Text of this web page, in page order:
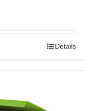
Details